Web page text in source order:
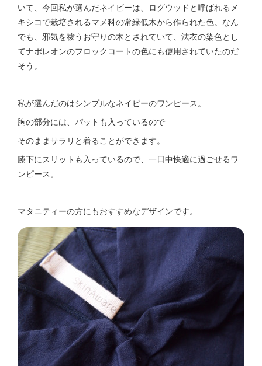
いて、今回私が選んだネイビーは、ログウッドと呼ばれるメ
キシコで栽培されるマメ科の常緑低木から作られた色。なん
でも、邪気を祓うお守りの木とされていて、法衣の染色とし
てナポレオンのフロックコートの色にも使用されていたのだ
そう。
私が選んだのはシンプルなネイビーのワンピース。
胸の部分には、パットも入っているので
そのままサラリと着ることができます。
膝下にスリットも入っているので、一日中快適に過ごせるワ
ンピース。
マタニティーの方にもおすすめなデザインです。